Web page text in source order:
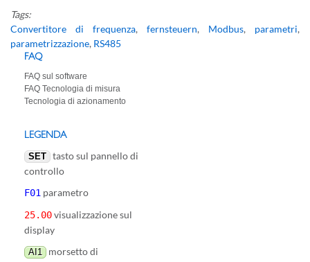
Tags:
Convertitore di frequenza, fernsteuern, Modbus, parametri,
parametrizzazione, RS485
FAQ
FAQ sul software
FAQ Tecnologia di misura
Tecnologia di azionamento
LEGENDA
SET
tasto sul pannello di
controllo
F01 parametro
25.00visualizzazione sul
display
AI1
morsetto di